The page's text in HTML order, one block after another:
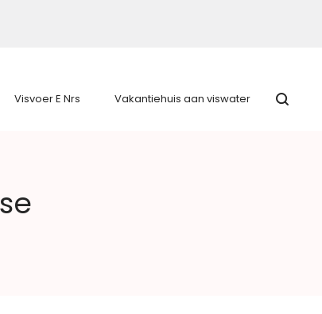
Visvoer E Nrs Vakantiehuis aan viswater